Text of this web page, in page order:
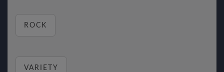
ROCK
VARIETY